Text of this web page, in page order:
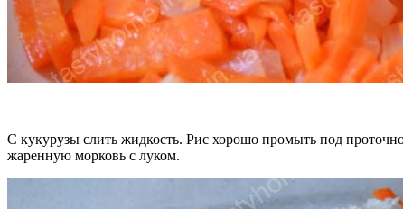
С кукурузы слить жидкость. Рис хорошо промыть под
жаренную морковь с луком.